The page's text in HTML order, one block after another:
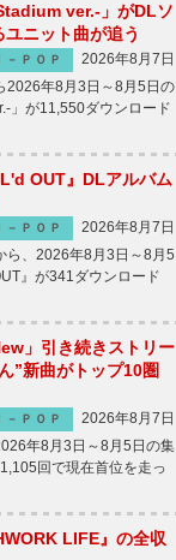
ver.-」がDLソ
ニット曲が追う
－ＰＯＰ
2026年8月7日
2026年8月3日～8月5日の
」が11,550ダウンロード
OUT』DLアルバム
－ＰＯＰ
2026年8月7日
ら、2026年8月3日～8月5
』が341ダウンロード
」引き続きストリー
”新曲がトップ10圏
－ＰＯＰ
2026年8月7日
年8月3日～8月5日の集
回で現在首位を走っ
LIFE』の全収